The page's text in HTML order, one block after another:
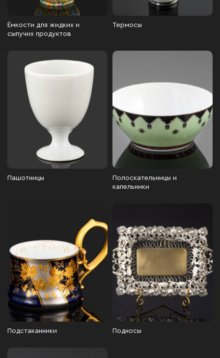
Ёмкости для жидких и
сыпучих продуктов
Термосы
Пашотницы
Полоскательницы и
капельники
Подстаканники Подносы